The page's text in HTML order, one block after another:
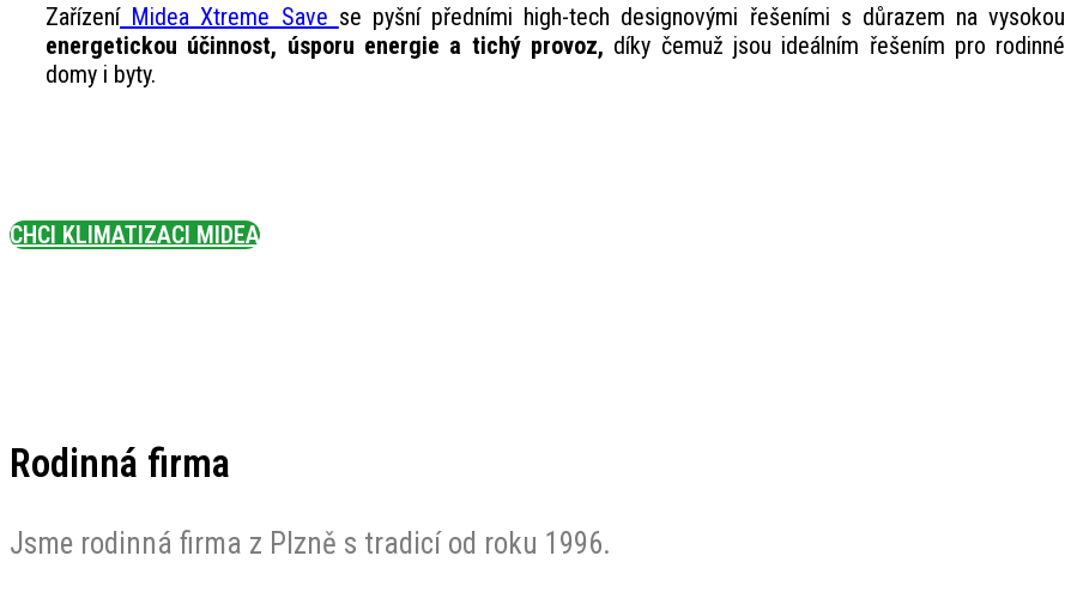
ZařízeníMidea Xtreme Save se pyšní předními high-tech designovými řešeními s důrazem na vysokou
energetickou účinnost, úsporu energie a tichý provoz, díky čemuž jsou ideálním řešením pro rodinné
domy i byty.
CHCI KLIMATIZACI MIDEA
Rodinná firma
Jsme rodinná firma z Plzně s tradicí od roku 1996.